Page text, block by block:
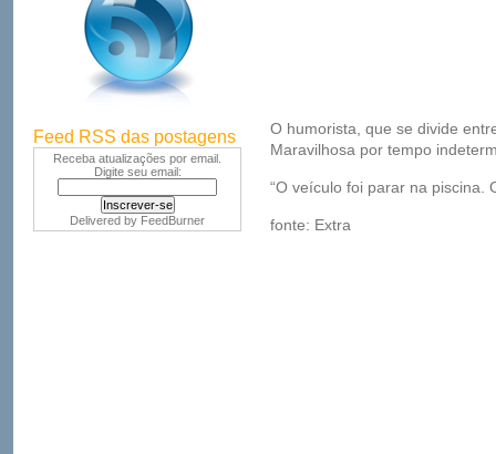
Feed RSS das postagens
Receba atualizações por email.
Digite seu email:
Delivered by FeedBurner
O humorista, que se divide
Maravilhosa por tempo
“O veículo foi parar na piscina.
fonte: Extra